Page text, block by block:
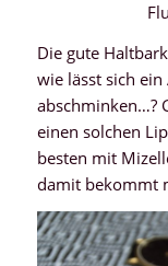
Die gute
wie lässt sich
abschminken…?
einen solchen
besten mit
damit bekommt